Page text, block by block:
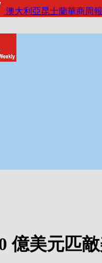
澳大利亞昆士蘭華商周報
億美元匹敵